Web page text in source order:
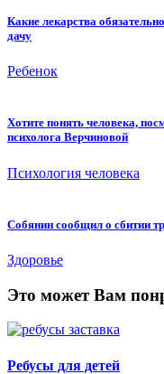
Какие лекарства
дачу
Ребенок
Хотите понять человека,
психолога Верчиновой
Психология человека
Собянин сообщил о сбитии
Здоровье
Это может Вам
Ребусы для детей